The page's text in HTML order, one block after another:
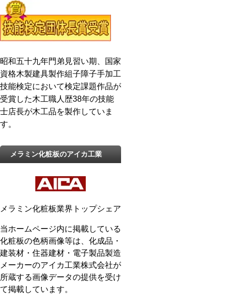
昭和五十九年門弟見習い期、国家
資格木製建具製作組子障子手加工
技能検定において検定課題作品が
受賞した木工職人歴38年の技能
士店長が木工品を製作していま
す。
メラミン化粧板のアイカ工業
メラミン化粧板業界トップシェア
当ホームページ内に掲載している
化粧板の色柄画像等は、化成品・
建装材・住器建材・電子製品製造
メーカーのアイカ工業株式会社が
所蔵する画像データの提供を受け
て掲載しています。